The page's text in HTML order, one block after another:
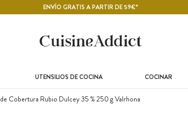
ENVÍO GRATIS A PARTIR DE 59€*
UTENSILIOS DE COCINA COCINAR
Cobertura Rubio Dulcey 35 % 250 g Valrhona